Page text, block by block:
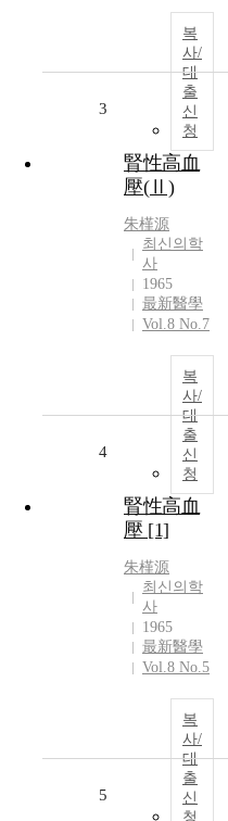
복
사/
대
출
신
청
3
腎性高血
壓(Ⅱ)
朱槿源
최신의학
사
1965
最新醫學
Vol.8 No.7
복
사/
대
출
신
청
4
腎性高血
壓 [1]
朱槿源
최신의학
사
1965
最新醫學
Vol.8 No.5
복
사/
대
출
신
청
5